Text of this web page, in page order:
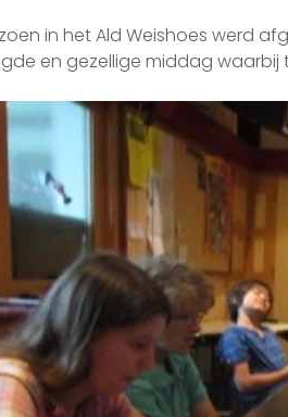
in het Ald Weishoes werd
en gezellige middag waarbij